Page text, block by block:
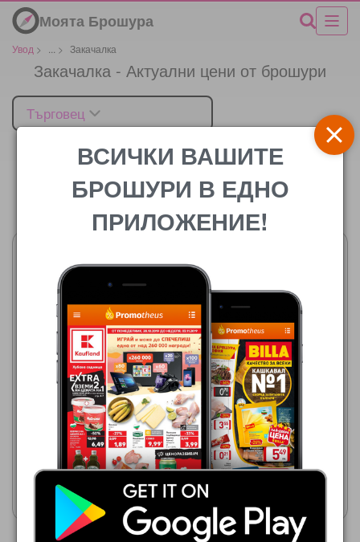
Моята Брошура
Увод > > Закачалка
Закачалка - Актуални цени от брошури
Търговец
Цената
Темакс
24.07.2026 - 13.08.2026
Единична закачалка
Покажи брошурата
Кауфланд
03.08.2026 - 09.08.2026
10,99 €
Закачалка за дрехи
ВСИЧКИ ВАШИТЕ
БРОШУРИ В ЕДНО
ПРИЛОЖЕНИЕ!